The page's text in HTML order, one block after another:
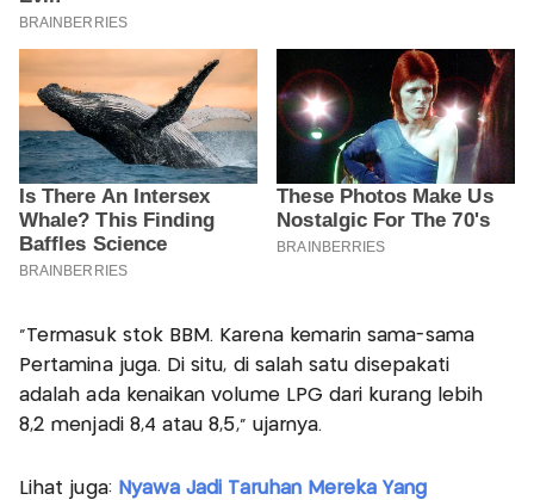
"Termasuk stok BBM. Karena kemarin sama-sama
Pertamina juga. Di situ, di salah satu disepakati
adalah ada kenaikan volume LPG dari kurang lebih
8,2 menjadi 8,4 atau 8,5," ujarnya.
Lihat juga: Nyawa Jadi Taruhan Mereka Yang